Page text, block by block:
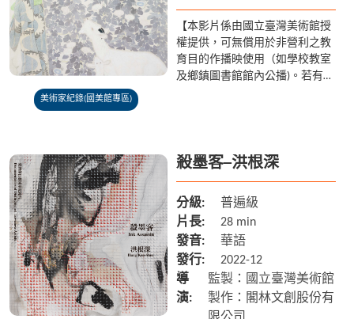
美術家紀錄(國美館專區)
【本影片係由國立臺灣美術館授
權提供，可無償用於非營利之教
育目的作播映使用（如學校教室
及鄉鎮圖書館館內公播)。若有額
殺墨客─洪根深
分級:
普遍級
片長:
28 min
發音:
華語
發行:
2022-12
導
演:
監製：國立臺灣美術館
製作：閣林文創股份有